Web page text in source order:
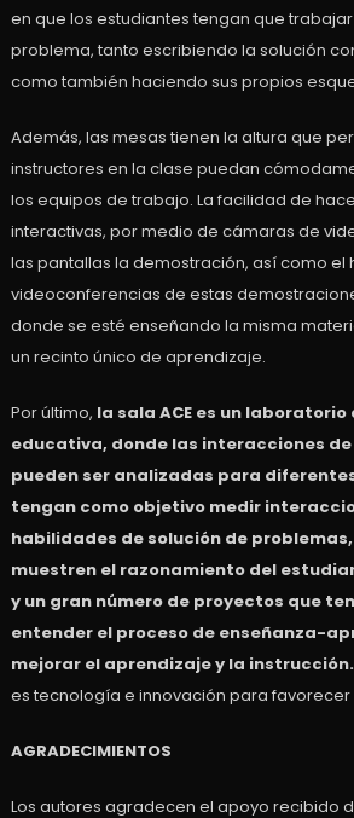
en que los estudiantes tengan que
problema, tanto escribiendo la solución
como también haciendo sus propios
Además, las mesas tienen la altura que
instructores en la clase puedan
los equipos de trabajo. La facilidad de
interactivas, por medio de cámaras de
las pantallas la demostración, así como el
videoconferencias de estas
donde se esté enseñando la misma
un recinto único de aprendizaje.
Por último, la sala ACE es un
educativa, donde las interacciones
pueden ser analizadas para
tengan como objetivo medir
habilidades de solución de
muestren el razonamiento del
y un gran número de proyectos que
entender el proceso de enseñanza-
mejorar el aprendizaje y la instrucción.
es tecnología e innovación para
AGRADECIMIENTOS
Los autores agradecen el apoyo recibido